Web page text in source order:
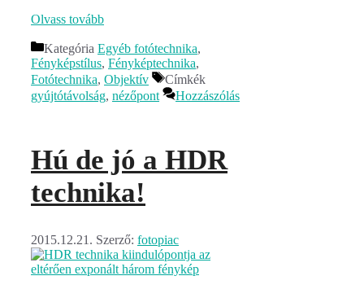
Olvass tovább
Kategória Egyéb fotótechnika,
Fényképstílus, Fényképtechnika,
Fotótechnika, Objektív
Címkék
gyújtótávolság, nézőpont Hozzászólás
Hú de jó a HDR
technika!
2015.12.21. Szerző: fotopiac